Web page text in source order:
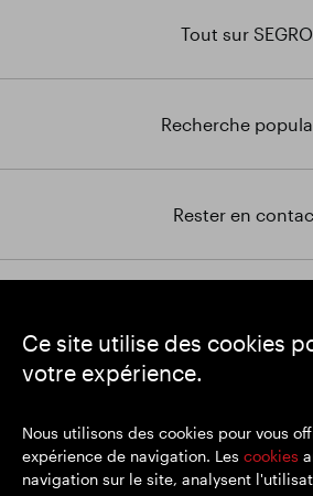
Ce site utilise des cookies
votre expérience.
Nous utilisons des cookies pour vous
expérience de navigation. Les cookies
navigation sur le site, analysent
Tout sur SEGRO
Recherche
Rester en
SEGRO
Siège social : 1 New Burlington Place, Londres
Lieu d'immatriculation : Angleterre et Pays